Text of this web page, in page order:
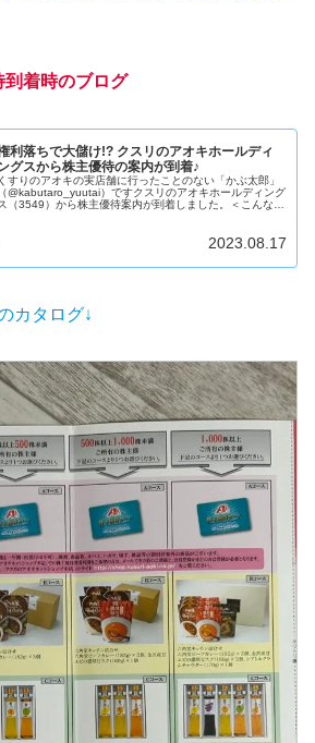
到着時のブログ
利落ちで大儲け!? クスリのアオキホールディ
グスから株主優待の案内が到着♪
くすりのアオキの実店舗に行ったことのない「かぶ太郎」
（@kabutaro_yuutai）ですクスリのアオキホールディング
（3549）から株主優待案内が到着しました。＜こんな方
2023.08.17
カタログ↓